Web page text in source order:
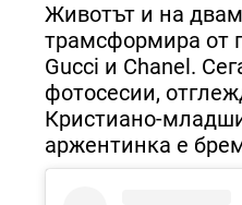
Животът и на
трамсформира от
Gucci и Chanel.
фотосесии,
Кристиано-
аржентинка е